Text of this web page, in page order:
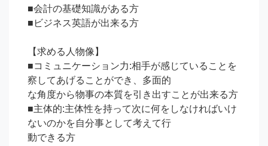
■会計の基礎知識がある方
■ビジネス英語が出来る方
【求める人物像】
■コミュニケーション力:相手が感じていることを
察してあげることができ、多面的
な角度から物事の本質を引き出すことが出来る方
■主体的:主体性を持って次に何をしなければいけ
ないのかを自分事として考えて行
動できる方